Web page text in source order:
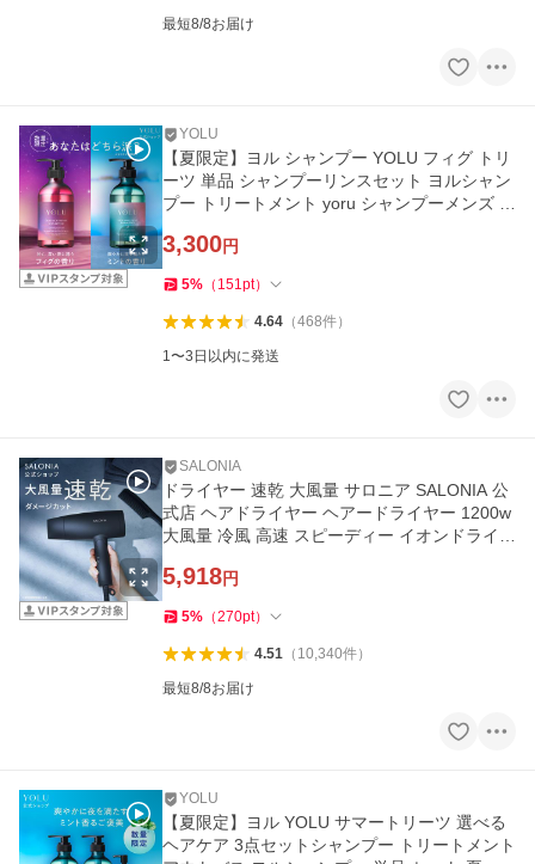
最短8/8お届け
YOLU
【夏限定】ヨル シャンプー YOLU フィグ トリ
ーツ 単品 シャンプーリンスセット ヨルシャン
プー トリートメント yoru シャンプーメンズ メ
3,300円
5% （ 151pt）
4.64（468件）
1〜3日以内に発送
SALONIA
ドライヤー 速乾 大風量 サロニア SALONIA 公
式店 ヘアドライヤー ヘアードライヤー 1200w
大風量 冷風 高速 スピーディー イオンドライヤ
5,918円
5% （270pt）
4.51（ 10,340件）
最短8/8お届け
YOLU
【夏限定】ヨル YOLU サマートリーツ 選べる
ヘアケア 3点セットシャンプー トリートメント